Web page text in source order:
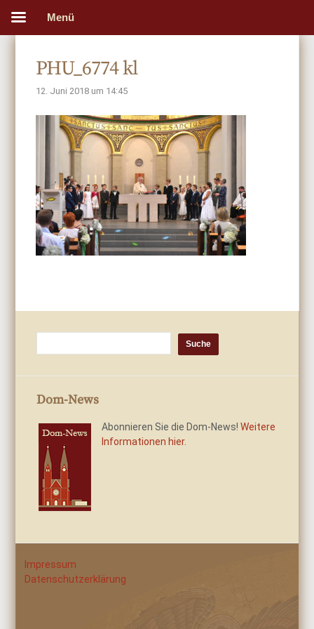
PHU_6774 kl
12. Juni 2018 um 14:45
Dom-News
Abonnieren Sie die Dom-News!Weitere
Informationen hier.
Impressum
Datenschutzerklärung
Menü